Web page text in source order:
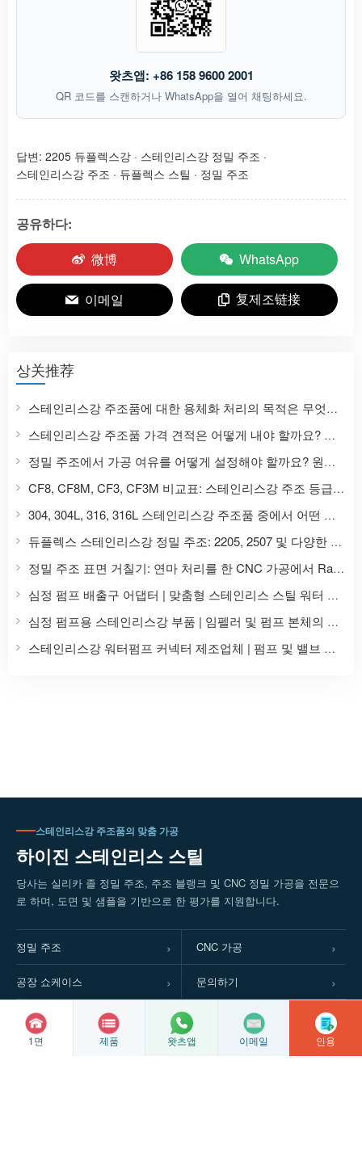
왓츠앱: +86 158 9600 2001
QR 코드를 스캔하거나 WhatsApp을 열어 채팅하세요.
답변: 2205 듀플렉스강 · 스테인리스강 정밀 주조 ·
스테인리스강 주조 · 듀플렉스 스틸 · 정밀 주조
공유하다:
微博
WhatsApp
이메일 复제조链接
상关推荐
스테인리스강 주조품에 대한 용체화 처리의 목적은 무엇입니까? 304, 316L, 2205 스테인리스강의 열처리 차이점은 무엇입니까?
스테인리스강 주조품 가격 견적은 어떻게 내야 할까요? 정밀 주조 가격에 영향을 미치는 9가지 요소와 가격 문의에 필요한 서류 목록을 알려드립니다.
정밀 주조에서 가공 여유를 어떻게 설정해야 할까요? 원자재부터 CNC 가공 완제품까지 스테인리스강 주조품의 치수 설계 가이드.
CF8, CF8M, CF3, CF3M 비교표: 스테인리스강 주조 등급은 304, 316, 304L, 316L과 어떻게 상응합니까?
304, 304L, 316, 316L 스테인리스강 주조품 중에서 어떤 것을 선택해야 할까요? 재질 특성 및 적용 시나리오 비교.
듀플렉스 스테인리스강 정밀 주조: 2205, 2507 및 다양한 등급 주조품의 주요 선택 사항
정밀 주조 표면 거칠기: 연마 처리를 한 CNC 가공에서 Ra, Ry, Rz 값 비교
심정 펌프 배출구 어댑터 | 맞춤형 스테인리스 스틸 워터 펌프 액세서리
심정 펌프용 스테인리스강 부품 | 임펠러 및 펌프 본체의 정밀 주조 및 가공
스테인리스강 워터펌프 커넥터 제조업체 | 펌프 및 밸브 액세서리의 정밀 주조
스테인리스강 주조품의 맞춤 가공
하이진 스테인리스 스틸
당사는 실리카 졸 정밀 주조, 주조 블랭크 및 CNC 정밀 가공을 전문으
로 하며, 도면 및 샘플을 기반으로 한 평가를 지원합니다.
정밀 주조 CNC 가공
공장 쇼케이스 문의하기
© 저작권2026 싱화시 하이진 스테인리스 제품 공장
1면 제품 이메일
왓츠앱 인용